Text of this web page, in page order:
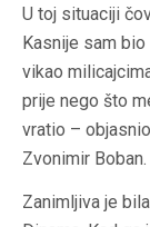
U toj situaciji
Kasnije sam
vikao
prije nego što
vratio –
Zvonimir Boban.
Zanimljiva je